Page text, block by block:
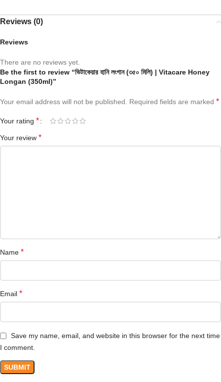
Reviews (0)
Reviews
There are no reviews yet.
Be the first to review “ভিটাকেয়ার হানি লংগান (৩৫০ মিলি) | Vitacare Honey
Longan (350ml)”
Your email address will not be published. Required fields are marked *
Your rating *
Your review *
Name *
Email *
Save my name, email, and website in this browser for the next time
I comment.